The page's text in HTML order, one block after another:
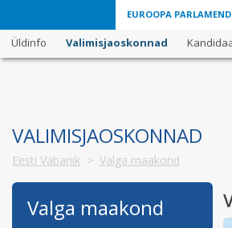
EUROOPA
Üldinfo Valimisjaoskonnad
VALIMISJAOSKONNAD
Eesti Vabariik > Valga maakond
Valga maakond